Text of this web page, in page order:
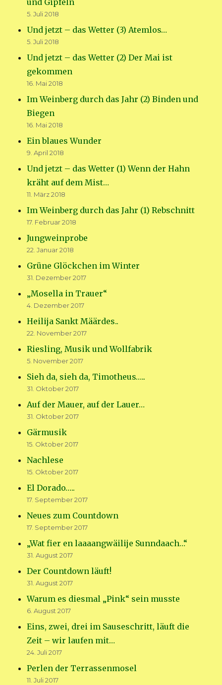
und Gipfeln
5. Juli 2018
Und jetzt – das Wetter (3) Atemlos…
5. Juli 2018
Und jetzt – das Wetter (2) Der Mai ist
gekommen
16. Mai 2018
Im Weinberg durch das Jahr (2) Binden und
Biegen
16. Mai 2018
Ein blaues Wunder
9. April 2018
Und jetzt – das Wetter (1) Wenn der Hahn
kräht auf dem Mist…
11. März 2018
Im Weinberg durch das Jahr (1) Rebschnitt
17. Februar 2018
Jungweinprobe
22. Januar 2018
Grüne Glöckchen im Winter
31. Dezember 2017
„Mosella in Trauer“
4. Dezember 2017
Heilija Sankt Määrdes..
22. November 2017
Riesling, Musik und Wollfabrik
5. November 2017
Sieh da, sieh da, Timotheus…..
31. Oktober 2017
Auf der Mauer, auf der Lauer…
31. Oktober 2017
Gärmusik
15. Oktober 2017
Nachlese
15. Oktober 2017
El Dorado…..
17. September 2017
Neues zum Countdown
17. September 2017
„Wat fier en laaaangwäilije Sunndaach…“
31. August 2017
Der Countdown läuft!
31. August 2017
Warum es diesmal „Pink“ sein musste
6. August 2017
Eins, zwei, drei im Sauseschritt, läuft die
Zeit – wir laufen mit…
24. Juli 2017
Perlen der Terrassenmosel
11. Juli 2017